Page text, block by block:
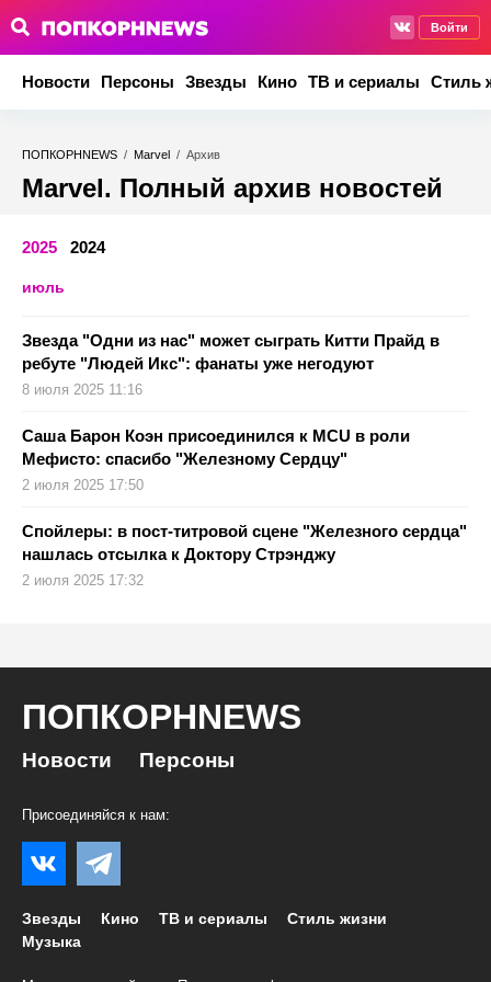
Войти
Новости Персоны Звезды Кино ТВ и сериалы Стиль
ПОПКОРНNEWS / Marvel / Архив
Marvel. Полный архив новостей
2025 2024
июль
Звезда "Одни из нас" может сыграть Китти Прайд в
ребуте "Людей Икс": фанаты уже негодуют
8 июля 2025 11:16
Саша Барон Коэн присоединился к MCU в роли
Мефисто: спасибо "Железному Сердцу"
2 июля 2025 17:50
Спойлеры: в пост-титровой сцене "Железного сердца"
нашлась отсылка к Доктору Стрэнджу
2 июля 2025 17:32
ПОПКОРНNEWS
Новости Персоны
Присоединяйся к нам:
Звезды Кино ТВ и сериалы
Стиль жизни
Музыка